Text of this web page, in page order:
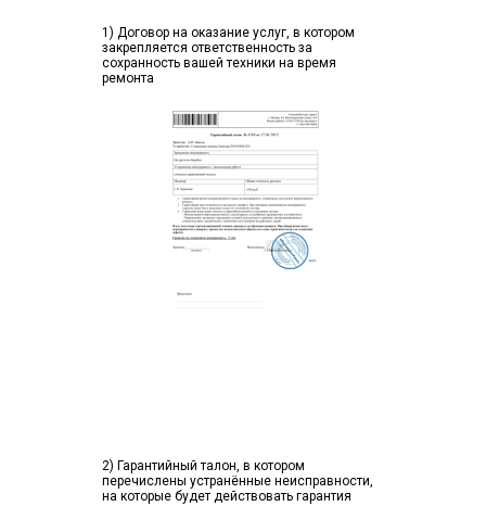
1) Договор на оказание услуг, в котором
закрепляется ответственность за
сохранность вашей техники на время
ремонта
2) Гарантийный талон, в котором
перечислены устранённые неисправности,
на которые будет действовать гарантия